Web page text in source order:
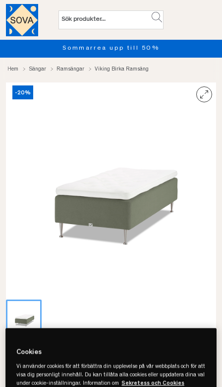
Provsov upp till 100
Hem Sängar Ramsängar Viking Birka Ramsäng
-20%
Viking
Birka Ramsäng
Cookies
Vi använder cookies för att förbättra din upplevelse på vår webbplats och för att
visa dig personligt innehåll. Du kan tillåta alla cookies eller uppdatera dina val
under cookie-inställningar. Information om Sekretess och Cookies